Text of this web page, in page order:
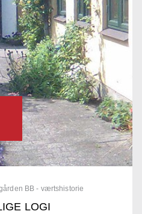
BB - værtshistorie
LOGI